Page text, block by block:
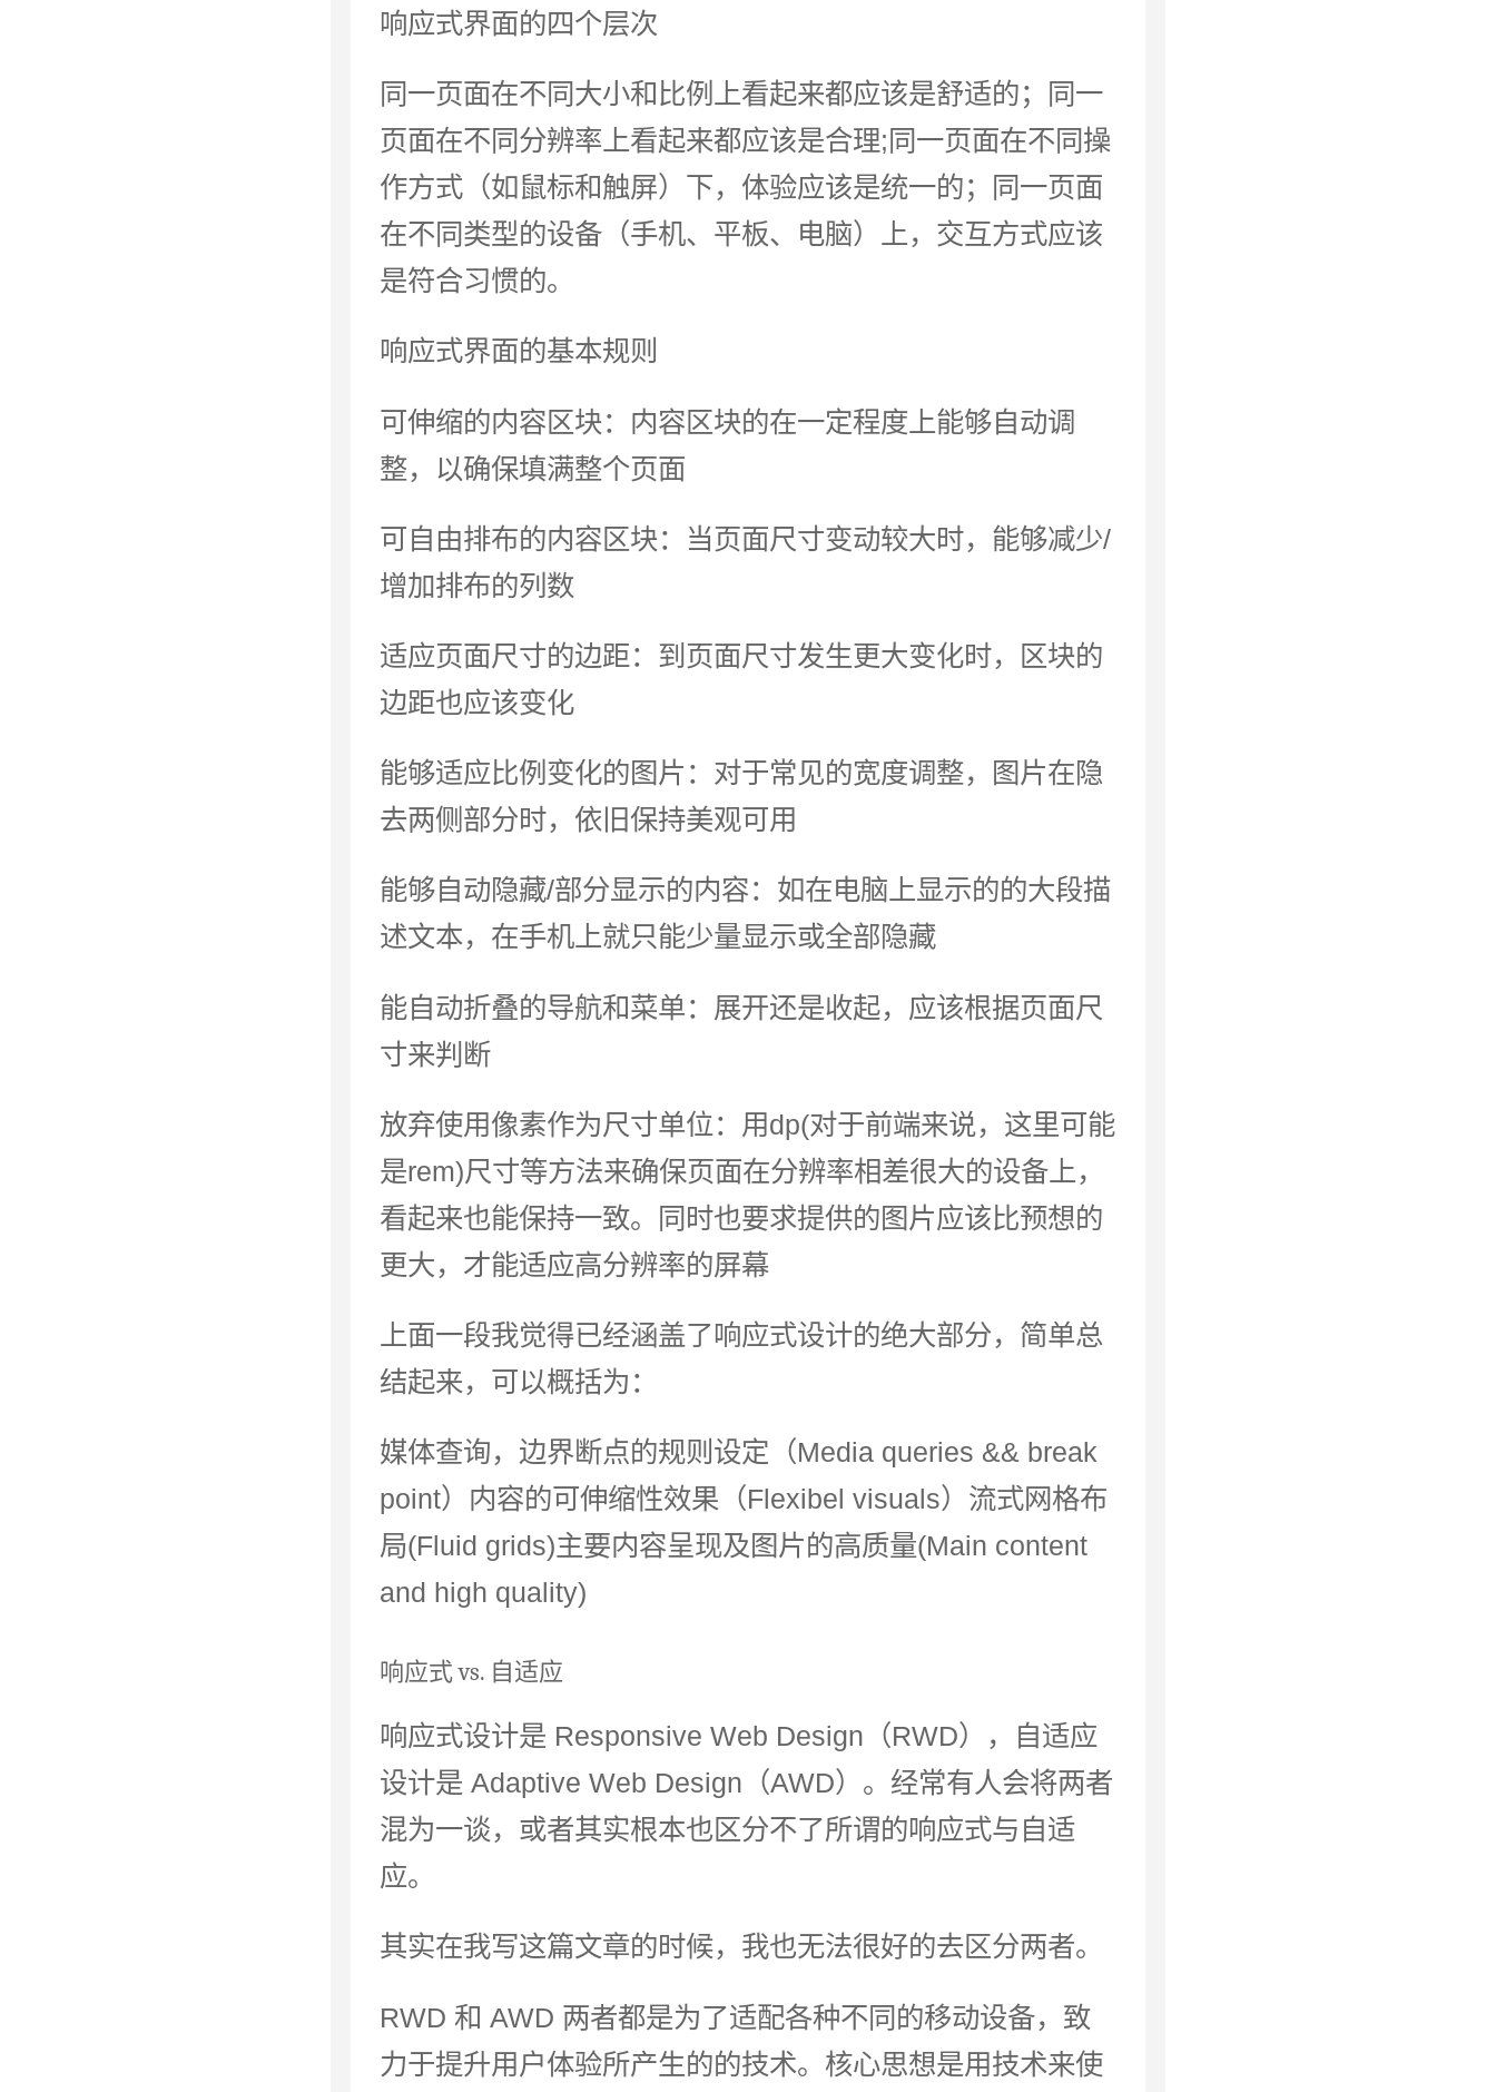
响应式界面的四个层次
同一页面在不同大小和比例上看起来都应该是舒适的；同一
页面在不同分辨率上看起来都应该是合理;同一页面在不同操
作方式（如鼠标和触屏）下，体验应该是统一的；同一页面
在不同类型的设备（手机、平板、电脑）上，交互方式应该
是符合习惯的。
响应式界面的基本规则
可伸缩的内容区块：内容区块的在一定程度上能够自动调
整，以确保填满整个页面
可自由排布的内容区块：当页面尺寸变动较大时，能够减少/
增加排布的列数
适应页面尺寸的边距：到页面尺寸发生更大变化时，区块的
边距也应该变化
能够适应比例变化的图片：对于常见的宽度调整，图片在隐
去两侧部分时，依旧保持美观可用
能够自动隐藏/部分显示的内容：如在电脑上显示的的大段描
述文本，在手机上就只能少量显示或全部隐藏
能自动折叠的导航和菜单：展开还是收起，应该根据页面尺
寸来判断
放弃使用像素作为尺寸单位：用dp(对于前端来说，这里可能
是rem)尺寸等方法来确保页面在分辨率相差很大的设备上，
看起来也能保持一致。同时也要求提供的图片应该比预想的
更大，才能适应高分辨率的屏幕
上面一段我觉得已经涵盖了响应式设计的绝大部分，简单总
结起来，可以概括为：
媒体查询，边界断点的规则设定（Media queries && break
point）内容的可伸缩性效果（Flexibel visuals）流式网格布
局(Fluid grids)主要内容呈现及图片的高质量(Main content
and high quality)
响应式 vs. 自适应
响应式设计是 Responsive Web Design（RWD），自适应
设计是 Adaptive Web Design（AWD）。经常有人会将两者
混为一谈，或者其实根本也区分不了所谓的响应式与自适
应。
其实在我写这篇文章的时候，我也无法很好的去区分两者。
RWD 和 AWD 两者都是为了适配各种不同的移动设备，致
力于提升用户体验所产生的的技术。核心思想是用技术来使